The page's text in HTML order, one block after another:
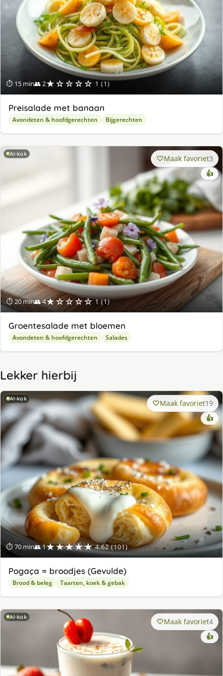
⏱ 15 min👥 2★☆☆☆☆ 1 (1)
Preisalade met banaan
Avondeten & hoofdgerechten Bijgerechten
AI-kok
⏱ 20 min👥 4★☆☆☆☆ 1 (1)
Maak favoriet3
👍
Groentesalade met bloemen
Avondeten & hoofdgerechten Salades
Lekker hierbij
AI-kok
⏱ 70 min👥 1★★★★★ 4.62 (101)
Maak favoriet19
👍
Pogaça = broodjes (Gevulde)
Brood & beleg Taarten, koek & gebak
AI-kok Maak favoriet4
👍